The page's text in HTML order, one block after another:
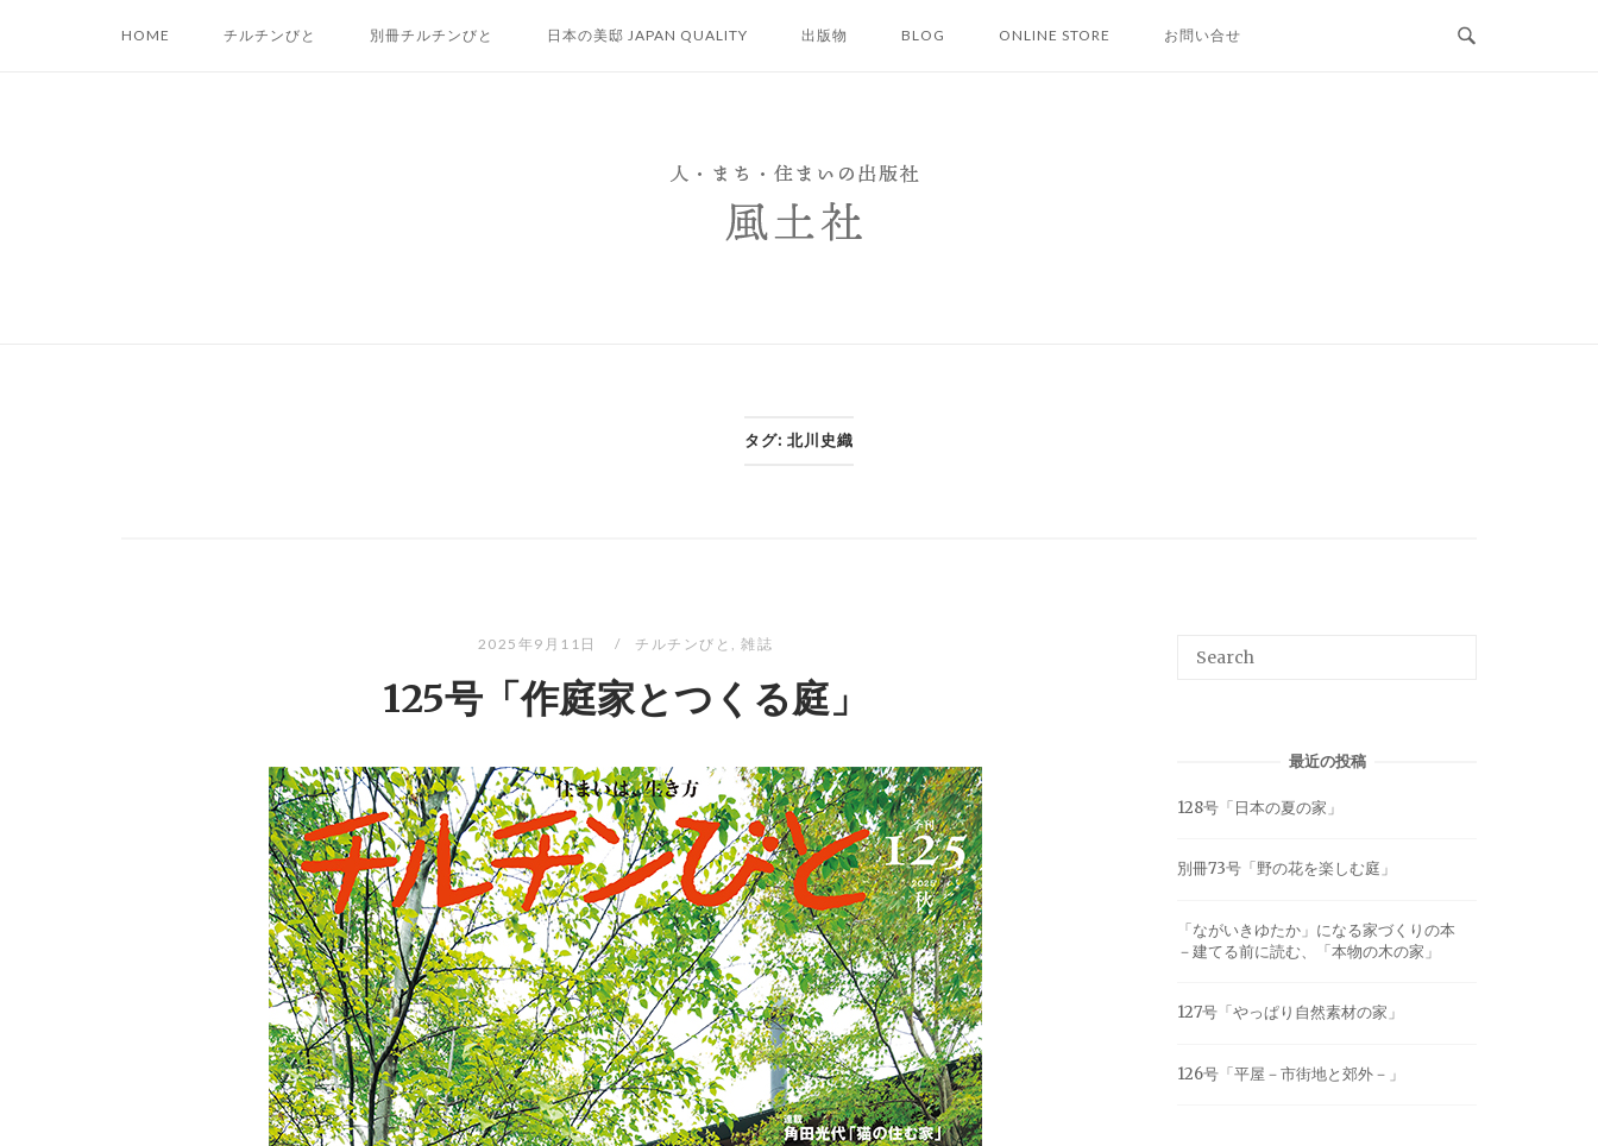
HOME チルチンびと 別冊チルチンびと 日本の美邸 JAPAN QUALITY 出版物 BLOG ONLINE STORE お問い合せ
タグ: 北川史織
2025年9月11日 チルチンびと ,雑誌
125号「作庭家とつくる庭」
最近の投稿
128号「日本の夏の家」
別冊73号「野の花を楽しむ庭」
「ながいきゆたか」になる家づくりの本
－建てる前に読む、「本物の木の家」
127号「やっぱり自然素材の家」
126号「平屋－市街地と郊外－」